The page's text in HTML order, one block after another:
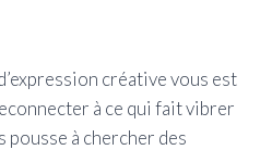
créative vous est
à ce qui fait vibrer
à chercher des